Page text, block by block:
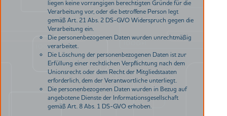
liegen keine vorrangigen berechtigten Gründe für die
Verarbeitung vor, oder die betroffene Person legt
gemäß Art. 21 Abs. 2 DS-GVO Widerspruch gegen die
Verarbeitung ein.
Die personenbezogenen Daten wurden unrechtmäßig
verarbeitet.
Die Löschung der personenbezogenen Daten ist zur
Erfüllung einer rechtlichen Verpflichtung nach dem
Unionsrecht oder dem Recht der Mitgliedstaaten
erforderlich, dem der Verantwortliche unterliegt.
Die personenbezogenen Daten wurden in Bezug auf
angebotene Dienste der Informationsgesellschaft
gemäß Art. 8 Abs. 1 DS-GVO erhoben.